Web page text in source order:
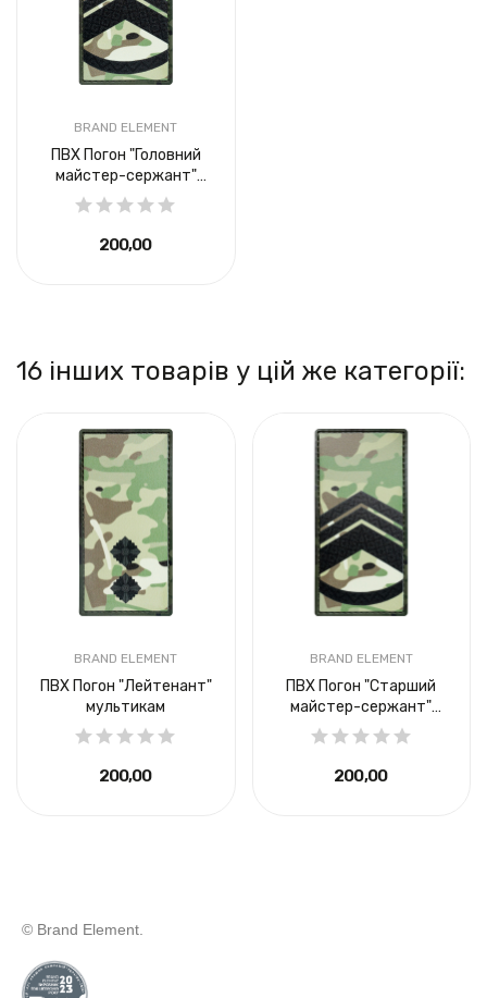
BRAND ELEMENT
ПВХ Погон "Головний
майстер-сержант"
мультикам
200,00 ₴
16 інших товарів у цій же категорії:
BRAND ELEMENT
ПВХ Погон "Лейтенант"
мультикам
200,00 ₴
BRAND ELEMENT
ПВХ Погон "Старший
майстер-сержант"
мультикам
200,00 ₴
© Brand Element.